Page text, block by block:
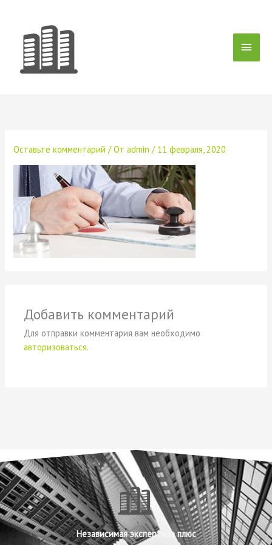
содержимому
Оставьте комментарий / Отadmin/ 11 февраля, 2020
Добавить комментарий
Для отправки комментария вам необходимо
авторизоваться.
Независимая экспертиза плюс